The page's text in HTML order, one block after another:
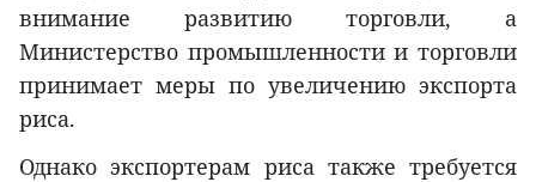
внимание развитию торговли, а
Министерство промышленности и торговли
принимает меры по увеличению экспорта
риса.
Однако экспортерам риса также требуется